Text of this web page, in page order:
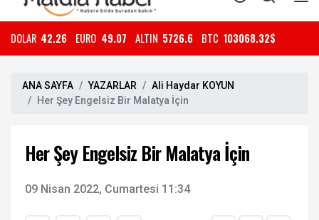
DOLAR 42.26 EURO 49.07 ALTIN 5726.6 BTC 103068.32$
ANA SAYFA YAZARLAR
Ali Haydar KOYUN
Her Şey Engelsiz Bir Malatya İçin
Her Şey Engelsiz Bir Malatya İçin
09 Nisan 2022, Cumartesi 11:34